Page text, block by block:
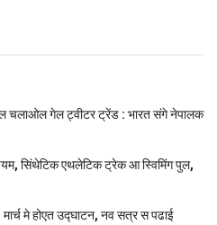
लेल चलाओल गेल ट्वीटर ट्रेंड : भारत संगे नेपालक
सिंथेटिक एथलेटिक ट्रेक आ स्विमिंग पुल,
मे होएत उद्घाटन, नव सत्र स पढाई